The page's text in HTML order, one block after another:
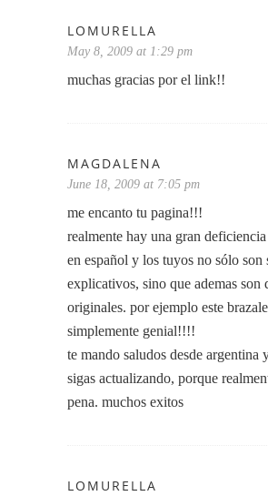
LOMURELLA
May 8, 2009 at 1:29 pm
muchas gracias por el link!!
MAGDALENA
June 18, 2009 at 7:05 pm
me encanto tu pagina!!!
realmente hay una gran
en español y los tuyos no sólo son
explicativos, sino que ademas son
originales. por ejemplo este
simplemente genial!!!!
te mando saludos desde argentina
sigas actualizando, porque
pena. muchos exitos
LOMURELLA